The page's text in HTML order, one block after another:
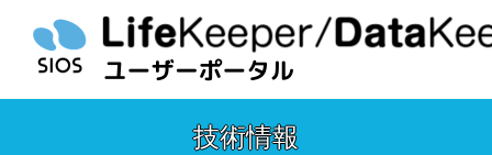
技術情報